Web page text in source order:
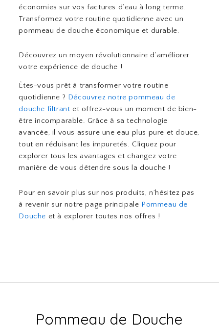
économies sur vos factures d’eau à long terme.
Transformez votre routine quotidienne avec un
pommeau de douche économique et durable.
Découvrez un moyen révolutionnaire d’améliorer
votre expérience de douche !
Êtes-vous prêt à transformer votre routine
quotidienne ? Découvrez notre pommeau de
douche filtrant et offrez-vous un moment de bien-
être incomparable. Grâce à sa technologie
avancée, il vous assure une eau plus pure et douce,
tout en réduisant les impuretés. Cliquez pour
explorer tous les avantages et changez votre
manière de vous détendre sous la douche !
Pour en savoir plus sur nos produits, n’hésitez pas
à revenir sur notre page principale Pommeau de
Douche et à explorer toutes nos offres !
Pommeau de Douche